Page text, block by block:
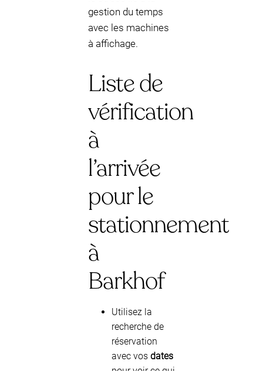
gestion du temps
avec les machines
à affichage.
Liste de
vérification
à
l’arrivée
pour le
stationnement
à
Barkhof
Utilisez la
recherche de
réservation
avec vos dates